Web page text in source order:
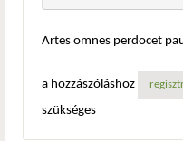
Artes omnes perdocet
a hozzászóláshoz
szükséges